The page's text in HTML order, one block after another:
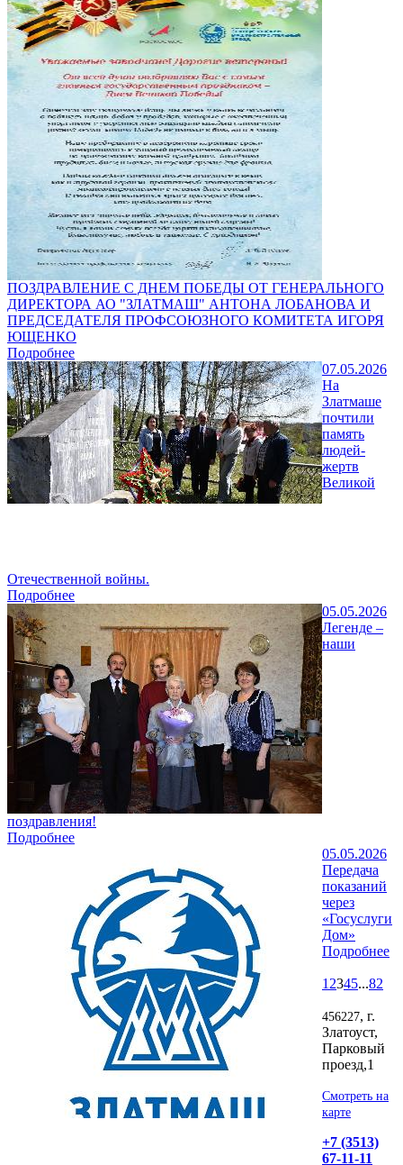
ПОЗДРАВЛЕНИЕ С ДНЕМ ПОБЕДЫ ОТ ГЕНЕРАЛЬНОГО
ДИРЕКТОРА АО "ЗЛАТМАШ" АНТОНА ЛОБАНОВА И
ПРЕДСЕДАТЕЛЯ ПРОФСОЮЗНОГО КОМИТЕТА ИГОРЯ
ЮЩЕНКО
Подробнее
07.05.2026
На
Златмаше
почтили
память
людей-
жертв
Великой
Отечественной войны.
Подробнее
05.05.2026
Легенде –
наши
поздравления!
Подробнее
05.05.2026
Передача
показаний
через
«Госуслуги
Дом»
Подробнее
1 2345...82
456227, г.
Златоуст,
Парковый
проезд,1
Смотреть на
карте
+7 (3513)
67-11-11